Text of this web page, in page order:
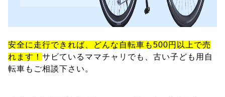
安全に走行できれば、どんな自転車も500円以上で売
れます！ サビているママチャリでも、古い子ども用自
転車もご相談下さい。